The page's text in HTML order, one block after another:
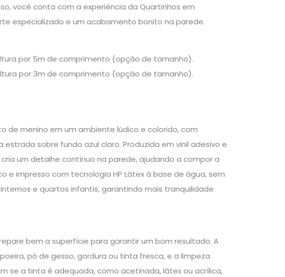
você conta com a experiência da Quartinhos em
especializado e um acabamento bonito na parede.
por 5m de comprimento (opção de tamanho).
por 3m de comprimento (opção de tamanho).
de menino em um ambiente lúdico e colorido, com
sobre fundo azul claro. Produzida em vinil adesivo e
um detalhe contínuo na parede, ajudando a compor a
impresso com tecnologia HP Látex à base de água, sem
e quartos infantis, garantindo mais tranquilidade
bem a superfície para garantir um bom resultado. A
pó de gesso, gordura ou tinta fresca, e a limpeza
se a tinta é adequada, como acetinada, látex ou acrílica,